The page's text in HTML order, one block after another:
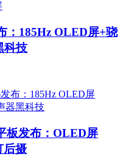
：185Hz OLED屏+骁
科技
板发布：OLED屏
后摄